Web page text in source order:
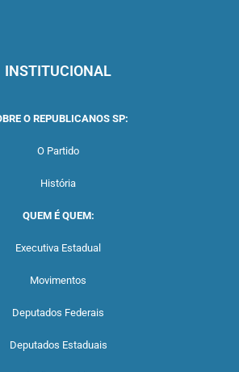
INSTITUCIONAL
O REPUBLICANOS SP:
O Partido
História
QUEM É QUEM:
Executiva Estadual
Movimentos
Deputados Federais
Deputados Estaduais